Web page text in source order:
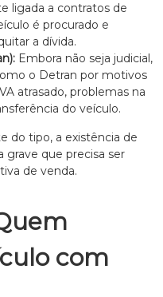
c
l
a
r
o
e
p
r
s
o
i
a
d
ligada a contratos de
é procurado e
a dívida.
Embora não seja judicial,
o Detran por motivos
atrasado, problemas na
do veículo.
do tipo, a existência de
grave que precisa ser
de venda.
com